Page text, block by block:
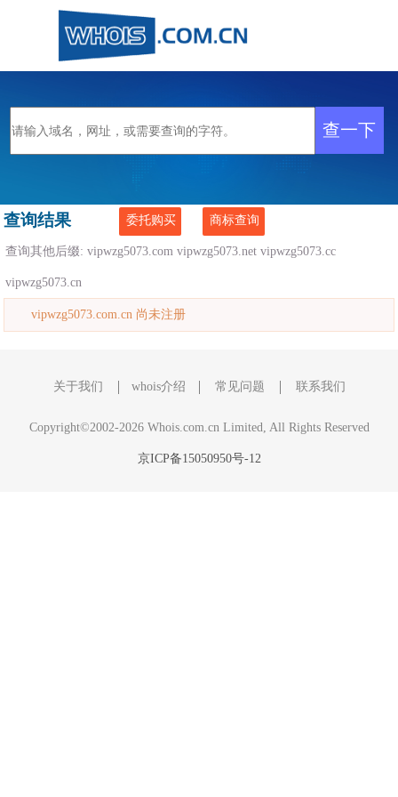
查询结果 委托购买 商标查询
查询其他后缀:vipwzg5073.com vipwzg5073.net vipwzg5073.cc
vipwzg5073.cn
vipwzg5073.com.cn 尚未注册
关于我们 whois介绍 常见问题 联系我们
Copyright©2002-2026 Whois.com.cn Limited, All Rights Reserved
京ICP备15050950号-12